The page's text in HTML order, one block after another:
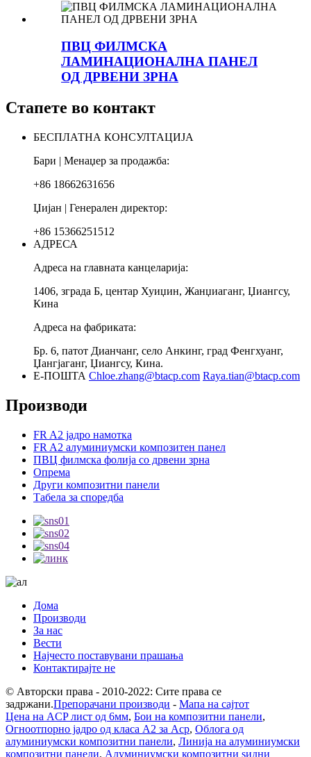
ПВЦ ФИЛМСКА
ЛАМИНАЦИОНАЛНА ПАНЕЛ
ОД ДРВЕНИ ЗРНА
Стапете во контакт
БЕСПЛАТНА КОНСУЛТАЦИЈА
Бари | Менаџер за продажба:
+86 18662631656
Џијан | Генерален директор:
+86 15366251512
АДРЕСА
Адреса на главната канцеларија:
1406, зграда Б, центар Хуиџин, Жанџиаганг, Џиангсу,
Кина
Адреса на фабриката:
Бр. 6, патот Дианчанг, село Анкинг, град Фенгхуанг,
Џангјаганг, Џиангсу, Кина.
Е-ПОШТА Chloe.zhang@btacp.com Raya.tian@btacp.com
Производи
FR A2 јадро намотка
FR A2 алуминиумски композитен панел
ПВЦ филмска фолија со дрвени зрна
Опрема
Други композитни панели
Табела за споредба
Дома
Производи
За нас
Вести
Најчесто поставувани прашања
Контактирајте не
© Авторски права - 2010-2022: Сите права се
задржани.Препорачани производи - Мапа на сајтот
Цена на ACP лист од 6мм, Бои на композитни панели,
Огноотпорно јадро од класа А2 за Acp, Облога од
алуминиумски композитни панели, Линија на алуминиумски
композитни панели, Алуминиумски композитни ѕидни